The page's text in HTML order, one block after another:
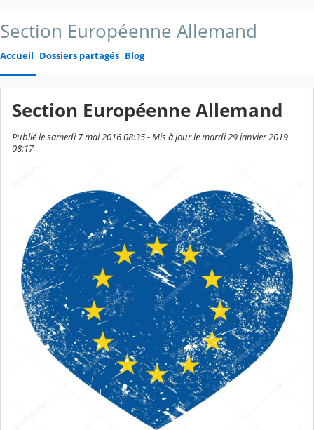
Section Européenne Allemand
Accueil Dossiers partagés Blog
Section Européenne Allemand
Publié le samedi 7 mai 2016 08:35 - Mis à jour le mardi 29 janvier 2019
08:17